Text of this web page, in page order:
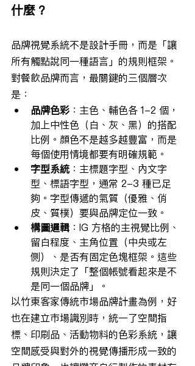
什麼？
品牌視覺系統不是設計手冊，而是「讓
所有觸點說同一種語言」的規則框架。
對餐飲品牌而言，最關鍵的三個層次
是：
品牌色彩 ：主色、輔色各 1-2 個，
加上中性色（白、灰、黑）的搭配
比例。顏色不是越多越豐富，而是
每個使用情境都要有明確規範。
字型系統 ：主標題字型、內文字
型、標語字型，通常 2-3 種已足
夠。字型傳遞的氣質（優雅、俏
皮、質樸）要與品牌定位一致。
構圖邏輯 ：IG 方格的主視覺比例、
留白程度、主角位置（中央或左
側）、是否有固定色塊框架。這些
規則決定了「整個帳號看起來是不
是同一個品牌」。
以竹東客家傳統市場品牌計畫為例，好
也在建立市場識別時，統一了空間指
標、印刷品、活動物料的色彩系統，讓
空間感受與對外的視覺傳播形成一致的